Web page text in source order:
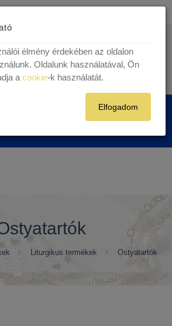
szállítás!
631 29 82 | +36 ( 1 ) 201 29 82
Regisztráció
0
Liturgikus termékek Ostyatartók
élmény érdekében az oldalon
Oldalunk használatával, Ön
a cookie-k használatát.
Elfogadom